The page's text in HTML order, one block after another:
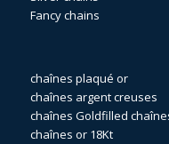
Fancy chains
chaînes plaqué or
chaînes argent creuses
chaînes Goldfilled
chaînes or 18Kt